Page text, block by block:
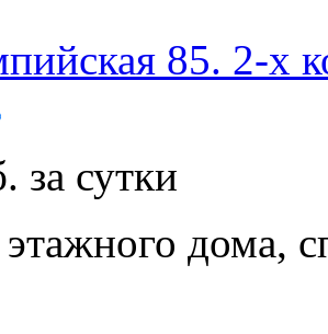
85. 2-х
за сутки
дома,